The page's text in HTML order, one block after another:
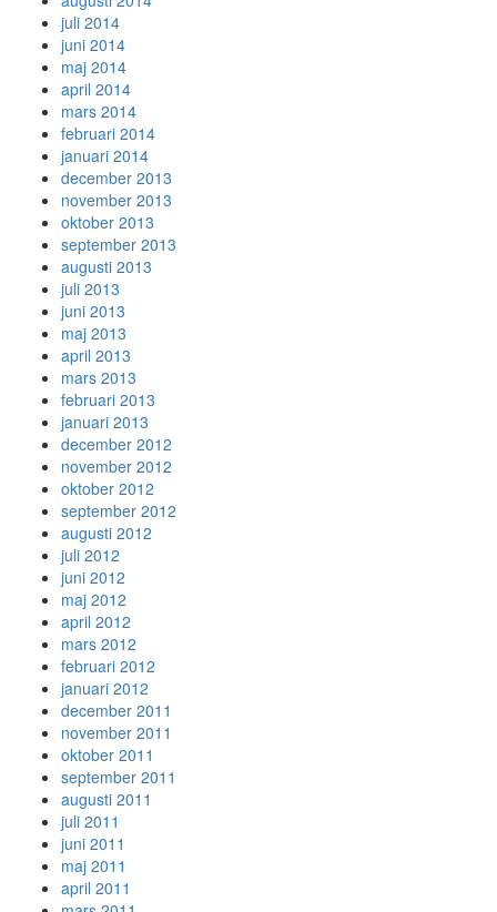
juli 2014
juni 2014
maj 2014
april 2014
mars 2014
februari 2014
januari 2014
december 2013
november 2013
oktober 2013
september 2013
augusti 2013
juli 2013
juni 2013
maj 2013
april 2013
mars 2013
februari 2013
januari 2013
december 2012
november 2012
oktober 2012
september 2012
augusti 2012
juli 2012
juni 2012
maj 2012
april 2012
mars 2012
februari 2012
januari 2012
december 2011
november 2011
oktober 2011
september 2011
augusti 2011
juli 2011
juni 2011
maj 2011
april 2011